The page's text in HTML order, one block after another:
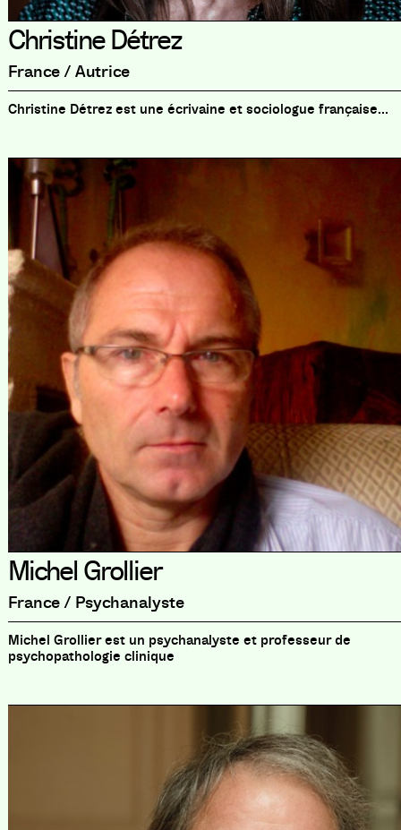
Christine Détrez
France / Autrice
Christine Détrez est une écrivaine et sociologue française...
Michel Grollier
France / Psychanalyste
Michel Grollier est un psychanalyste et professeur de
psychopathologie clinique